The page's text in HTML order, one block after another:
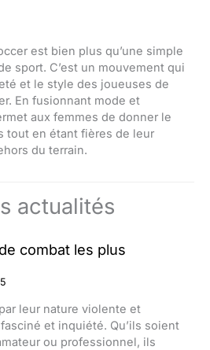
est bien plus qu’une simple
sport. C’est un mouvement qui
et le style des joueuses de
En fusionnant mode et
aux femmes de donner le
tout en étant fières de leur
du terrain.
actualités
combat les plus
leur nature violente et
et inquiété. Qu’ils soient
ou professionnel, ils